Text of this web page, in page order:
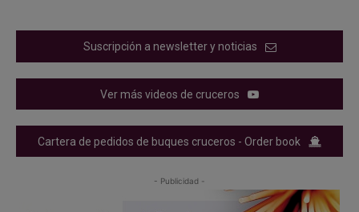
Suscripción a newsletter y noticias
Ver más videos de cruceros
Cartera de pedidos de buques cruceros - Order book
- Publicidad -